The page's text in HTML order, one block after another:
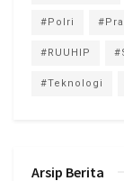
#Polri
#RUUHIP
#Teknologi
Arsip Berita